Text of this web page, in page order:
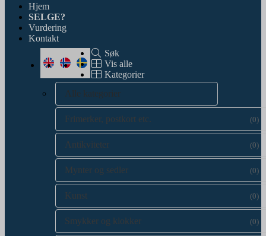
Hjem
SELGE?
Vurdering
Kontakt
Søk
Vis alle
Kategorier
Alle kategorier
Frimerker, postkort etc. (0)
Antikviteter (0)
Mynter og sedler (0)
Kunst (0)
Smykker og klokker (0)